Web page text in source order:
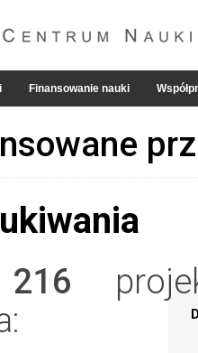
Finansowanie nauki
216